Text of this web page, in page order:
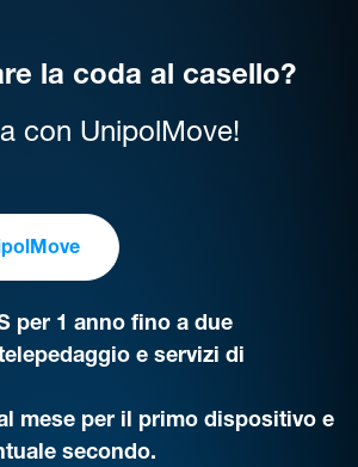
la coda al casello?
con UnipolMove!
per 1 anno fino a due
e servizi di
mese per il primo dispositivo e
secondo.